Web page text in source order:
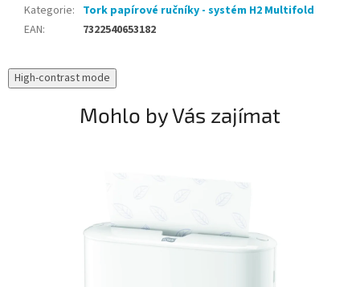
Kategorie: Tork papírové ručníky - systém H2 Multifold
EAN: 7322540653182
High-contrast mode
Mohlo by Vás zajímat